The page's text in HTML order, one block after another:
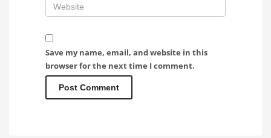
Save my name, email, and website in this
browser for the next time I comment.